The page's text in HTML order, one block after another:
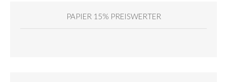
PAPIER 15% PREISWERTER